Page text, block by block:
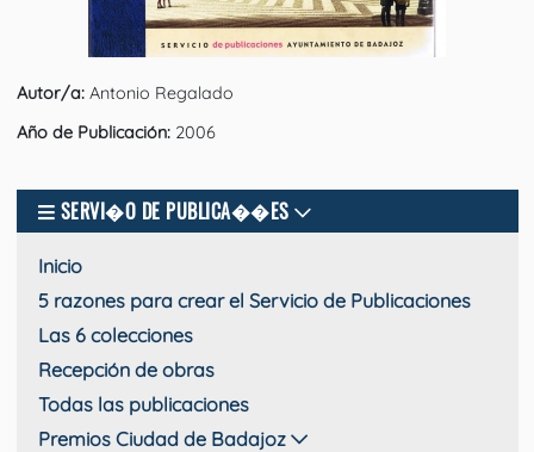
Autor/a: Antonio Regalado
Año de Publicación: 2006
SERVI�O DE PUBLICA��ES
Inicio
5 razones para crear el Servicio de Publicaciones
Las 6 colecciones
Recepción de obras
Todas las publicaciones
Premios Ciudad de Badajoz